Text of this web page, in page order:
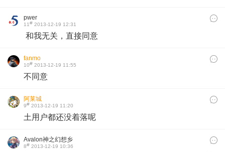
pwer
11# 2013-12-19 12:31
和我无关，直接同意
fanmo
10# 2013-12-19 11:55
不同意
阿莱城
9# 2013-12-19 11:20
​土用户都还没着落呢
Avalon神之幻想乡
8# 2013-12-19 10:36